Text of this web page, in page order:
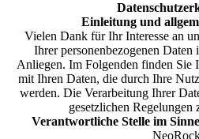
Einleitung und
Vielen Dank für Ihr Interesse an
Ihrer personenbezogenen Daten
Anliegen. Im Folgenden finden Sie
mit Ihren Daten, die durch Ihre
werden. Die Verarbeitung Ihrer
gesetzlichen Regelungen
Verantwortliche Stelle im